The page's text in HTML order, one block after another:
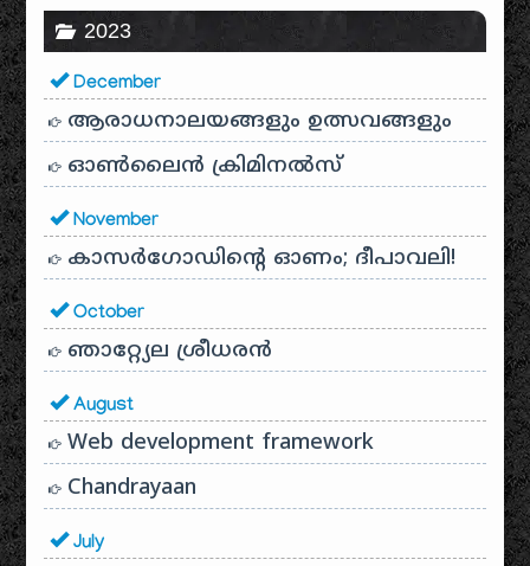
2023
December
ആരാധനാലയങ്ങളും ഉത്സവങ്ങളും
ഓൺലൈൻ ക്രിമിനൽസ്
November
കാസർഗോഡിൻ്റെ ഓണം; ദീപാവലി!
October
ഞാറ്റ്യേല ശ്രീധരൻ
August
Web development framework
Chandrayaan
July